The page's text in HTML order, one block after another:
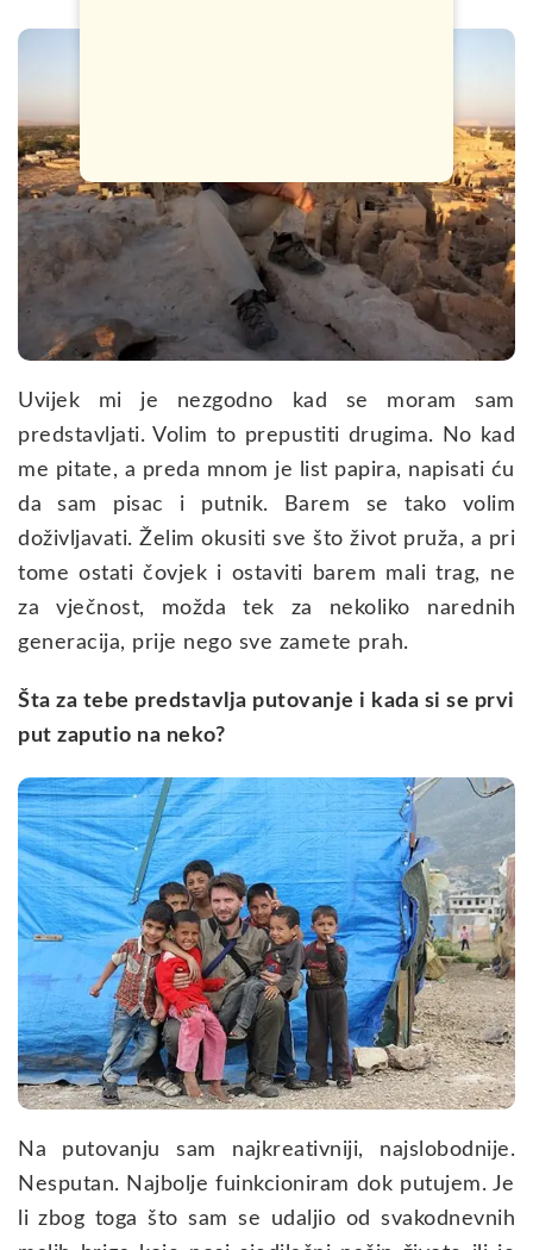
Uvijek mi je nezgodno kad se moram sam
predstavljati. Volim to prepustiti drugima. No kad
me pitate, a preda mnom je list papira, napisati ću
da sam pisac i putnik. Barem se tako volim
doživljavati. Želim okusiti sve što život pruža, a pri
tome ostati čovjek i ostaviti barem mali trag, ne
za vječnost, možda tek za nekoliko narednih
generacija, prije nego sve zamete prah.
Šta za tebe predstavlja putovanje i kada si se prvi
put zaputio na neko?
Na putovanju sam najkreativniji, najslobodnije.
Nesputan. Najbolje fuinkcioniram dok putujem. Je
li zbog toga što sam se udaljio od svakodnevnih